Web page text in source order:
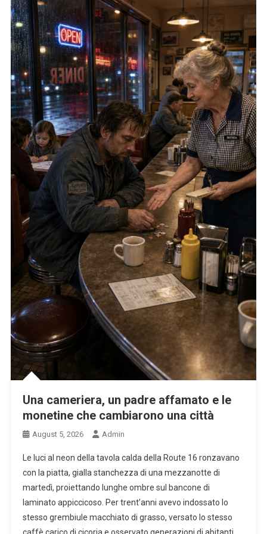
Una cameriera, un padre affamato e le
monetine che cambiarono una città
August 5, 2026 Admin
Le luci al neon della tavola calda della Route 16 ronzavano
con la piatta, gialla stanchezza di una mezzanotte di
martedì, proiettando lunghe ombre sul bancone di
laminato appiccicoso. Per trent’anni avevo indossato lo
stesso grembiule macchiato di grasso, versato lo stesso
caffè carico di cicoria e osservato generazioni di abitanti